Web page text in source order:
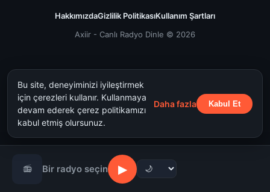
HakkımızdaGizlilik PolitikasıKullanım Şartları
Axiir - Canlı Radyo Dinle © 2026
Bu site, deneyiminizi iyileştirmek
için çerezleri kullanır. Kullanmaya
devam ederek çerez politikamızı
kabul etmiş olursunuz.
Daha fazla Kabul Et
📻 Bir radyo seçin ▶